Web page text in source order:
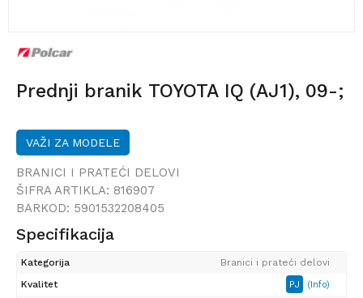
Prednji branik TOYOTA IQ (AJ1), 09-;
VAŽI ZA MODELE
BRANICI I PRATEĆI DELOVI
ŠIFRA ARTIKLA: 816907
BARKOD: 5901532208405
Specifikacija
Kategorija
Branici i prateći delovi
Kvalitet
PJ (Info)